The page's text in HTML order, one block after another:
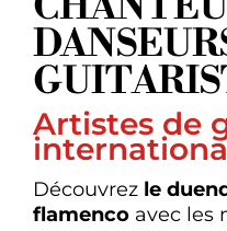
Artistes de
Découvrez le
flamenco avec les